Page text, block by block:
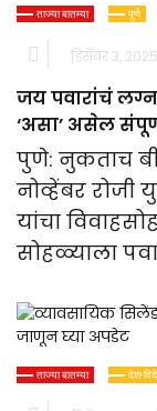
ताज्या बातम्या पुणे
डिसेंबर 3, 2025
जय पवारांचं
‘असा’ असेल
पुणे: नुकताच
नोव्हेंबर रोजी
यांचा
सोहळ्याला
ताज्या बातम्या देश-